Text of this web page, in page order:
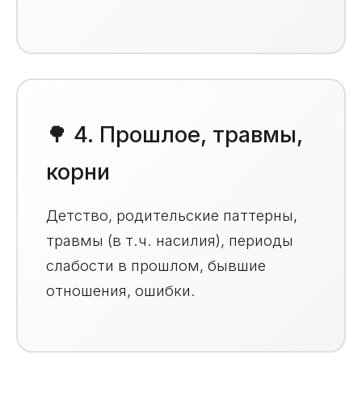
🌳 4. Прошлое, травмы,
корни
Детство, родительские паттерны,
травмы (в т.ч. насилия), периоды
слабости в прошлом, бывшие
отношения, ошибки.